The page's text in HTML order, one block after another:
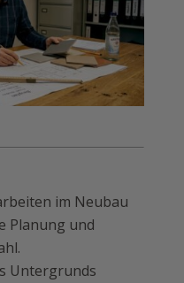
im Neubau
Planung und
Untergrunds